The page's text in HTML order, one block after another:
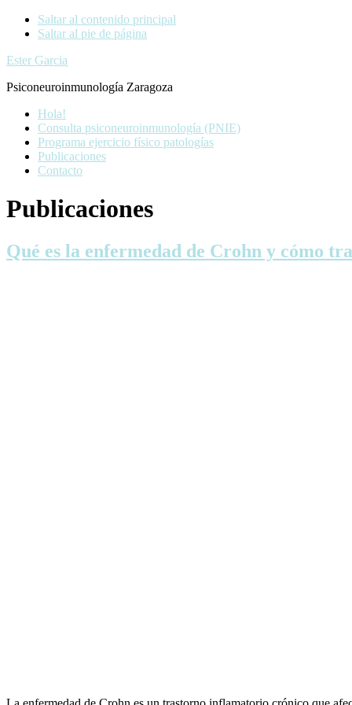
Saltar al contenido principal
Saltar al pie de página
Ester Garcia
Psiconeuroinmunología Zaragoza
Hola!
Consulta psiconeuroinmunología (PNIE)
Programa ejercicio físico patologías
Publicaciones
Contacto
Publicaciones
Qué es la enfermedad de Crohn y cómo